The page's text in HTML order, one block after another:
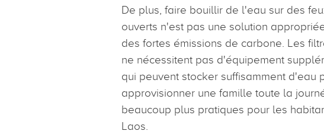
De plus, faire bouillir de l'eau sur des
ouverts n'est pas une solution
des fortes émissions de carbone. Les
ne nécessitent pas d'équipement
qui peuvent stocker suffisamment d'eau
approvisionner une famille toute la
beaucoup plus pratiques pour les
Laos.